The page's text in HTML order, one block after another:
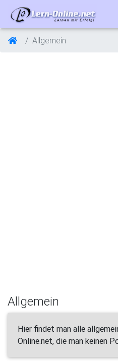
Allgemein
Allgemein
Hier findet man alle
Online.net, die man keinen